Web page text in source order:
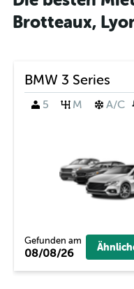
Brotteaux,
BMW 3 Series
5
M A/C
Gefunden am
08/08/26